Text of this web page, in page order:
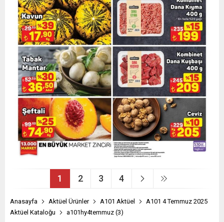
1 2 3 4
Anasayfa Aktüel Ürünler A101 Aktüel
A101 4 Temmuz 2025
Aktüel Kataloğu
a101hy4temmuz (3)